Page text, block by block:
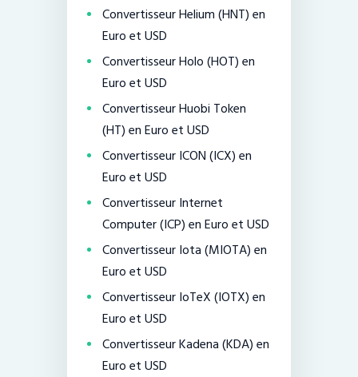
Convertisseur Helium (HNT) en
Euro et USD
Convertisseur Holo (HOT) en
Euro et USD
Convertisseur Huobi Token
(HT) en Euro et USD
Convertisseur ICON (ICX) en
Euro et USD
Convertisseur Internet
Computer (ICP) en Euro et USD
Convertisseur Iota (MIOTA) en
Euro et USD
Convertisseur IoTeX (IOTX) en
Euro et USD
Convertisseur Kadena (KDA) en
Euro et USD